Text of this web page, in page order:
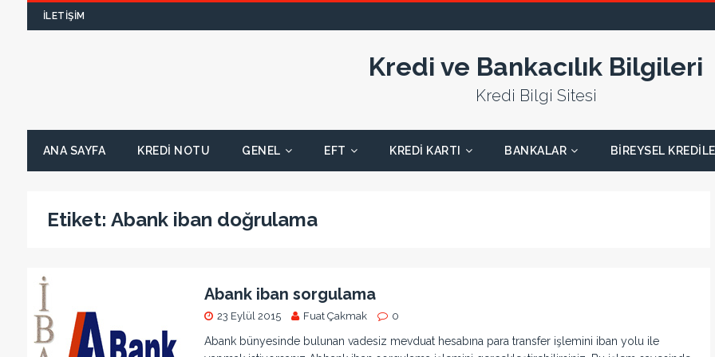
İLETIŞIM
Kredi ve Bankacılık Bilgileri
Kredi Bilgi Sitesi
ANA SAYFA KREDI NOTU GENEL EFT KREDI KARTI BANKALAR BIREYSEL
Etiket: Abank iban doğrulama
Abank iban sorgulama
23 Eylül 2015 Fuat Çakmak 0
Abank bünyesinde bulunan vadesiz mevduat hesabına para transfer işlemini iban yolu ile